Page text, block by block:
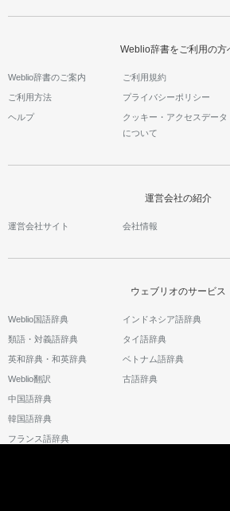
Weblio辞書をご利用の方
Weblio辞書のご案内 ご利用規約
ご利用方法 プライバシーポリシー
ヘルプ
クッキー・アクセスデータ
について
運営会社の紹介
運営会社サイト 会社情報
ウェブリオのサービス
Weblio国語辞典
類語・対義語辞典
英和辞典・和英辞典
Weblio翻訳
中国語辞典
韓国語辞典
フランス語辞典
インドネシア語辞典
タイ語辞典
ベトナム語辞典
古語辞典